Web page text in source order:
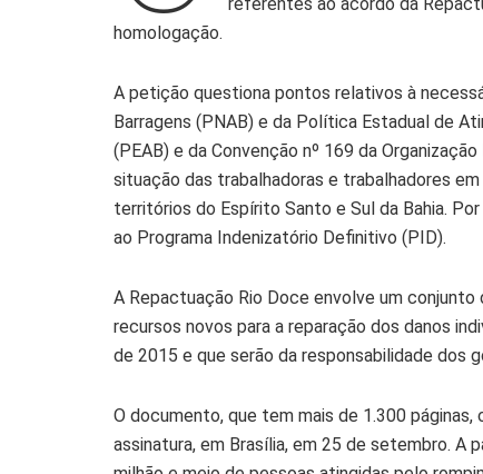
homologação.
A petição questiona pontos relativos à
Barragens (PNAB) e da Política Estadual de
(PEAB) e da Convenção nº 169 da
situação das trabalhadoras e trabalhadores
territórios do Espírito Santo e Sul da Bahia.
ao Programa Indenizatório Definitivo (PID).
A Repactuação Rio Doce envolve um
recursos novos para a reparação dos danos
de 2015 e que serão da responsabilidade dos
O documento, que tem mais de 1.300
assinatura, em Brasília, em 25 de setembro. A